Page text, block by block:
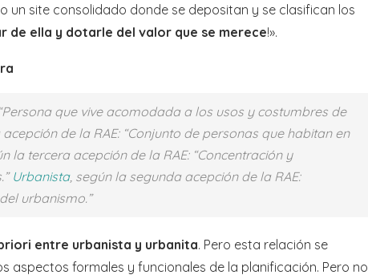
un site consolidado donde se depositan y se clasifican los
ella y dotarle del valor que se merece!».
que vive acomodada a los usos y costumbres de
de la RAE: “Conjunto de personas que habitan en
la tercera acepción de la RAE: “Concentración y
Urbanista, según la segunda acepción de la RAE:
urbanismo.”
entre urbanista y urbanita. Pero esta relación se
aspectos formales y funcionales de la planificación. Pero no